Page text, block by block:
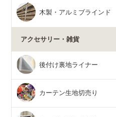
木製・アルミブラインド
アクセサリー・雑貨
後付け裏地ライナー
カーテン生地切売り